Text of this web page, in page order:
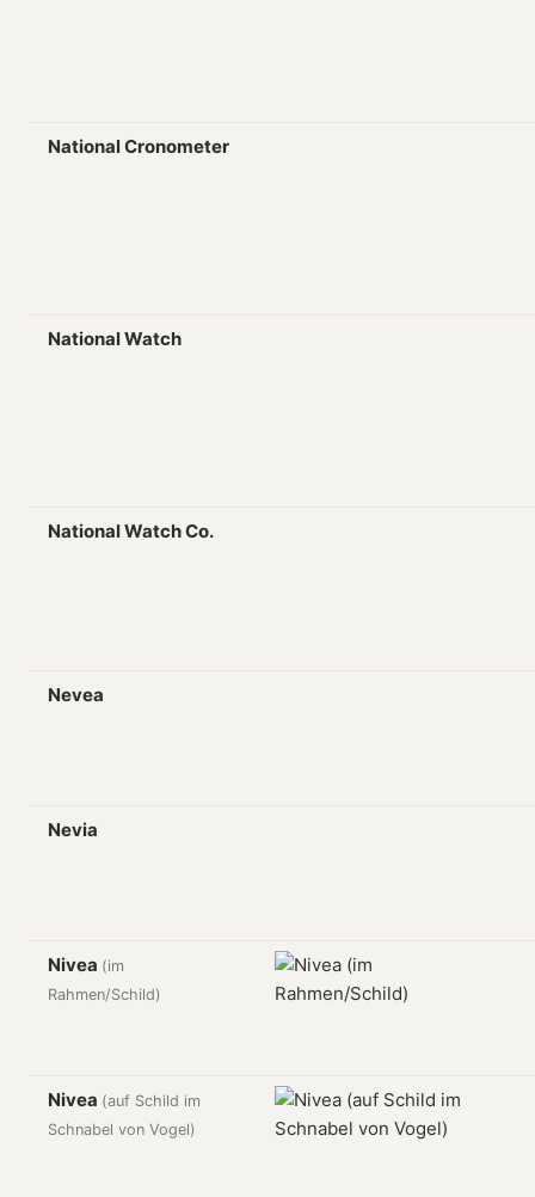
National Cronometer
National Watch
National Watch Co.
Nevea
Nevia
Nivea (im
Rahmen/Schild)
Nivea (auf Schild im
Schnabel von Vogel)